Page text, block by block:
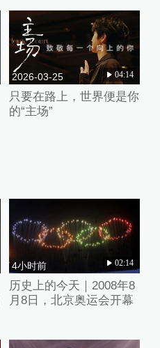
2026-03-25 04:14
只要在路上，世界便是你
的“主场”
4小时前 02:14
历史上的今天｜2008年8
月8日，北京奥运会开幕